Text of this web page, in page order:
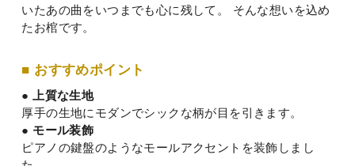
いたあの曲をいつまでも心に残して。
そんな想いを込め
たお棺です。
■ おすすめポイント
● 上質な生地
厚手の生地にモダンでシックな柄が目を引きます。
● モール装飾
ピアノの鍵盤のようなモールアクセントを装飾しまし